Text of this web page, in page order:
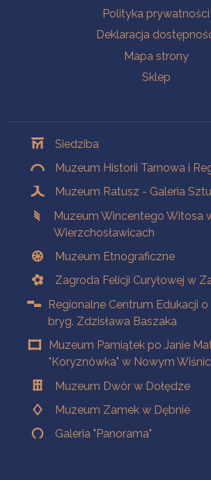
Polityka prywatności
Deklaracja
Mapa strony
Sklep
Siedziba
Muzeum Historii Tarnowa i
Muzeum Ratusz - Galeria
Muzeum Wincentego Witosa
Wierzchosławicach
Muzeum Etnograficzne
Zagroda Felicji Curyłowej w
Regionalne Centrum Edukacji o
bryg. Zdzisława Baszaka
Muzeum Pamiątek po Janie
"Koryznówka" w Nowym
Muzeum Dwór w Dołędze
Muzeum Zamek w Dębnie
Galeria "Panorama"